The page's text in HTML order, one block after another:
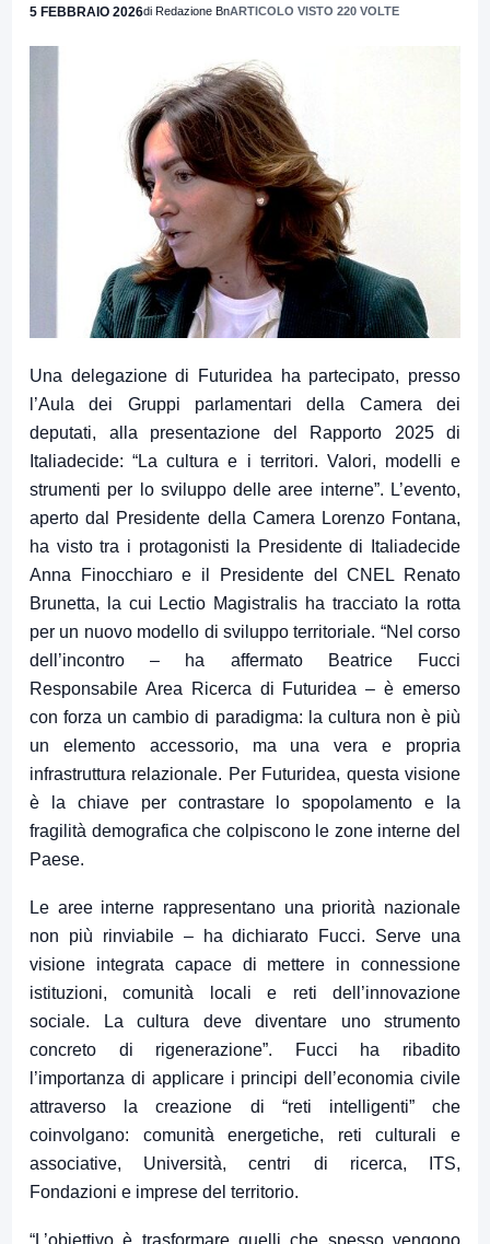
5 FEBBRAIO 2026di Redazione BnARTICOLO VISTO 220 VOLTE
Una delegazione di Futuridea ha partecipato, presso
l’Aula dei Gruppi parlamentari della Camera dei
deputati, alla presentazione del Rapporto 2025 di
Italiadecide: “La cultura e i territori. Valori, modelli e
strumenti per lo sviluppo delle aree interne”. L’evento,
aperto dal Presidente della Camera Lorenzo Fontana,
ha visto tra i protagonisti la Presidente di Italiadecide
Anna Finocchiaro e il Presidente del CNEL Renato
Brunetta, la cui Lectio Magistralis ha tracciato la rotta
per un nuovo modello di sviluppo territoriale. “Nel corso
dell’incontro – ha affermato Beatrice Fucci
Responsabile Area Ricerca di Futuridea – è emerso
con forza un cambio di paradigma: la cultura non è più
un elemento accessorio, ma una vera e propria
infrastruttura relazionale. Per Futuridea, questa visione
è la chiave per contrastare lo spopolamento e la
fragilità demografica che colpiscono le zone interne del
Paese.
Le aree interne rappresentano una priorità nazionale
non più rinviabile – ha dichiarato Fucci. Serve una
visione integrata capace di mettere in connessione
istituzioni, comunità locali e reti dell’innovazione
sociale. La cultura deve diventare uno strumento
concreto di rigenerazione”. Fucci ha ribadito
l’importanza di applicare i principi dell’economia civile
attraverso la creazione di “reti intelligenti” che
coinvolgano: comunità energetiche, reti culturali e
associative, Università, centri di ricerca, ITS,
Fondazioni e imprese del territorio.